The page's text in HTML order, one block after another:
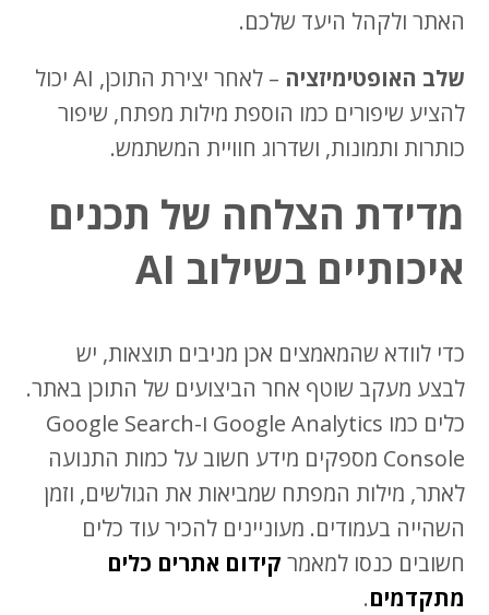
האתר ולקהל היעד שלכם.
שלב האופטימיזציה
– לאחר יצירת התוכן, AI יכול
להציע שיפורים כמו הוספת מילות מפתח, שיפור
כותרות ותמונות, ושדרוג חוויית המשתמש.
מדידת הצלחה של תכנים
איכותיים בשילוב AI
כדי לוודא שהמאמצים אכן מניבים תוצאות, יש
לבצע מעקב שוטף אחר הביצועים של התוכן באתר.
כלים כמו Google Analytics ו-Google Search
Console מספקים מידע חשוב על כמות התנועה
לאתר, מילות המפתח שמביאות את הגולשים, וזמן
השהייה בעמודים. מעוניינים להכיר עוד כלים
חשובים כנסו למאמר קידום אתרים כלים
מתקדמים.